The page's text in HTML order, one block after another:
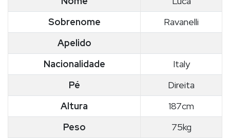
Sobrenome
Ravanelli
Apelido
Nacionalidade
Italy
Pé
Direita
Altura
187cm
Peso
75kg